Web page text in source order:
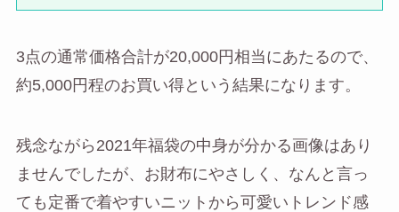
3点の通常価格合計が20,000円相当にあたるので、
約5,000円程のお買い得という結果になります。
残念ながら2021年福袋の中身が分かる画像はあり
ませんでしたが、お財布にやさしく、なんと言っ
ても定番で着やすいニットから可愛いトレンド感